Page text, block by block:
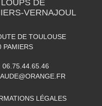
DE
VERNAJOUL
DE TOULOUSE
PAMIERS
06.75.44.65.46
LÉGALES